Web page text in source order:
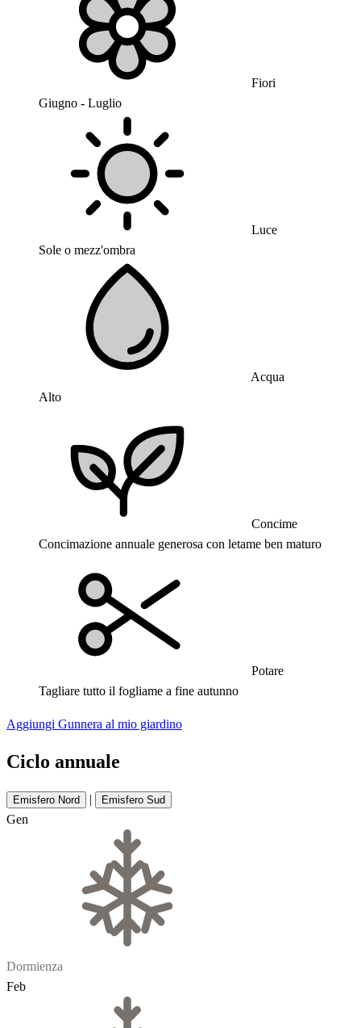
Fiori
Giugno - Luglio
Luce
Sole o mezz'ombra
Acqua
Alto
Concime
Concimazione annuale generosa con letame ben maturo
Potare
Tagliare tutto il fogliame a fine autunno
Aggiungi Gunnera al mio giardino
Ciclo annuale
Emisfero Nord | Emisfero Sud
Gen
Dormienza
Feb